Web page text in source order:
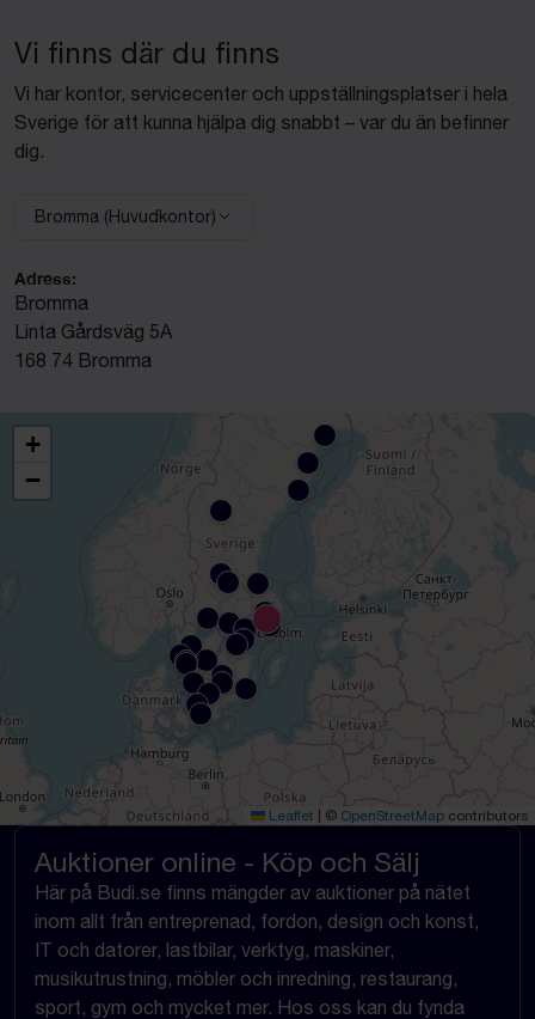
Vi finns där du finns
Vi har kontor, servicecenter och uppställningsplatser i hela
Sverige för att kunna hjälpa dig snabbt – var du än befinner
dig.
Välj anläggning:
Bromma (Huvudkontor)
Adress:
Bromma
Linta Gårdsväg 5A
168 74 Bromma
+
−
Leaflet | © OpenStreetMap contributors
Auktioner online - Köp och Sälj
Här på Budi.se finns mängder av auktioner på nätet
inom allt från entreprenad, fordon, design och konst,
IT och datorer, lastbilar, verktyg, maskiner,
musikutrustning, möbler och inredning, restaurang,
sport, gym och mycket mer. Hos oss kan du fynda